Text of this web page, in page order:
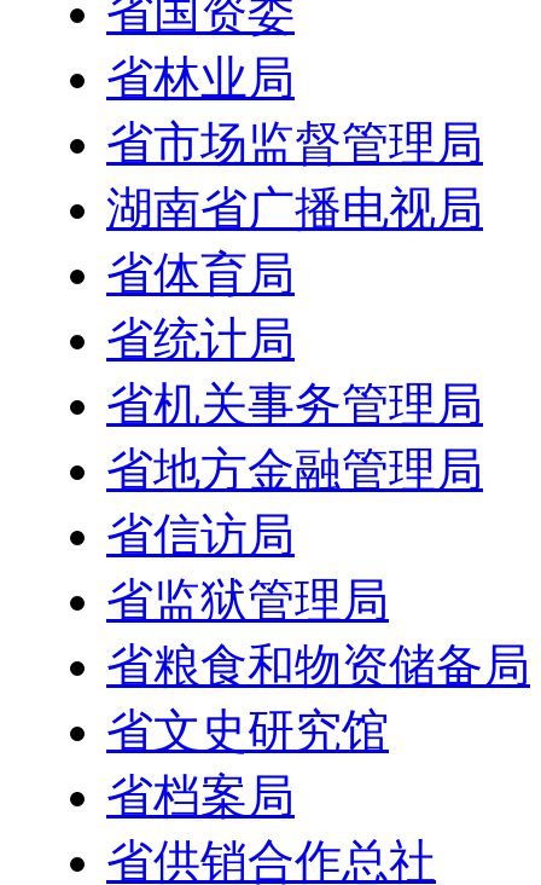
省国资委
省林业局
省市场监督管理局
湖南省广播电视局
省体育局
省统计局
省机关事务管理局
省地方金融管理局
省信访局
省监狱管理局
省粮食和物资储备局
省文史研究馆
省档案局
省供销合作总社